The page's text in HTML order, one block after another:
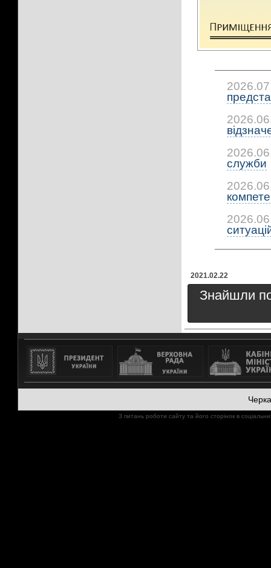
служби
2021.02.22
Знайшли
З питань роботи сайту та його сторінок в